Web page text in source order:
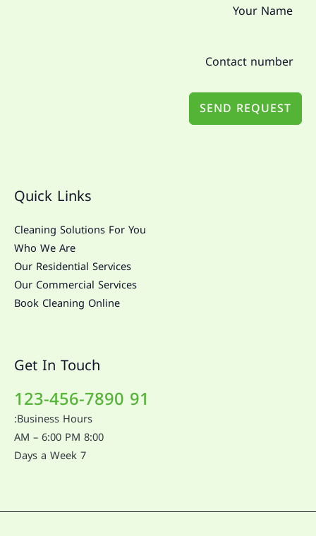
SEND REQUEST
Quick Links
Cleaning Solutions For You
Who We Are
Our Residential Services
Our Commercial Services
Book Cleaning Online
Get In Touch
91 123-456-7890
Business Hours:
8:00 AM – 6:00 PM
7 Days a Week